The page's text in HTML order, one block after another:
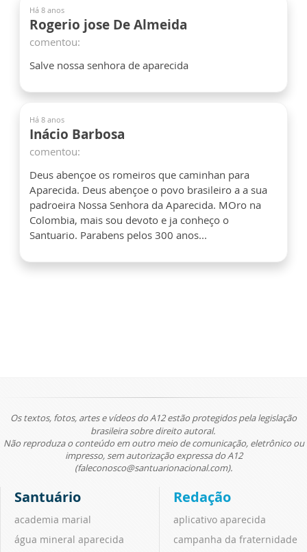
Há 8 anos
Rogerio jose De Almeida
comentou:
Salve nossa senhora de aparecida
Há 8 anos
Inácio Barbosa
comentou:
Deus abençoe os romeiros que caminhan para
Aparecida. Deus abençoe o povo brasileiro a a sua
padroeira Nossa Senhora da Aparecida. MOro na
Colombia, mais sou devoto e ja conheço o
Santuario. Parabens pelos 300 anos...
Os textos, fotos, artes e vídeos do A12 estão protegidos pela legislação
brasileira sobre direito autoral.
Não reproduza o conteúdo em outro meio de comunicação, eletrônico ou
impresso, sem autorização expressa do A12
(faleconosco@santuarionacional.com).
Santuário
academia marial
água mineral aparecida
Redação
aplicativo aparecida
campanha da fraternidade